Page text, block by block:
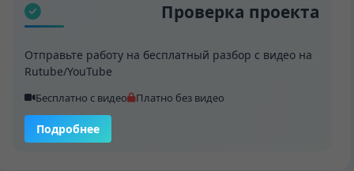
Проверка проекта
Отправьте работу на бесплатный разбор с видео на
Rutube/YouTube
Бесплатно с видео Платно без видео
Подробнее